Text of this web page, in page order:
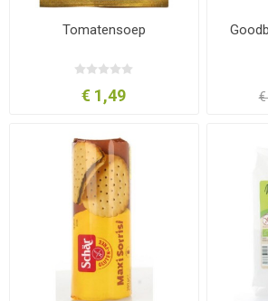
Tomatensoep
€ 1,49 €